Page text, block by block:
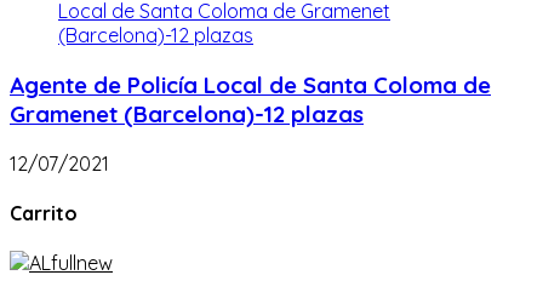
Agente de Policía Local de Santa Coloma de
Gramenet (Barcelona)-12 plazas
12/07/2021
Carrito